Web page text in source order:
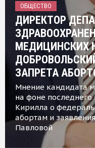
ОБЩЕСТВО
ДИРЕКТОР
МЕДИЦИНСКИХ
ЗАПРЕТА
Мнение кандидата
на фоне
Кирилла о
абортам и
Павловой